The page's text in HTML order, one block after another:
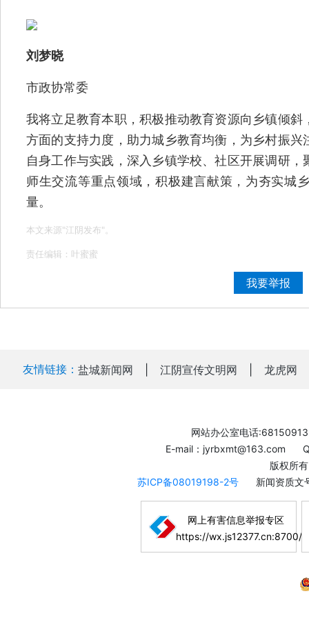
刘梦晓
市政协常委
我将立足教育本职，积极推动教育资源向乡镇倾
方面的支持力度，助力城乡教育均衡，为乡村振
自身工作与实践，深入乡镇学校、社区开展调研
师生交流等重点领域，积极建言献策，为夯实城
量。
本文来源"江阴发布"。
责任编辑：叶蜜蜜
我要举报
友情链接： 盐城新闻网 江阴宣传文明网 龙虎网
网站办公室电话:68150913
E-mail：jyrbxmt@163.com
版权所
苏ICP备08019198-2号
新闻资质
网上有害信息举报专区
https://wx.js12377.cn:8700/